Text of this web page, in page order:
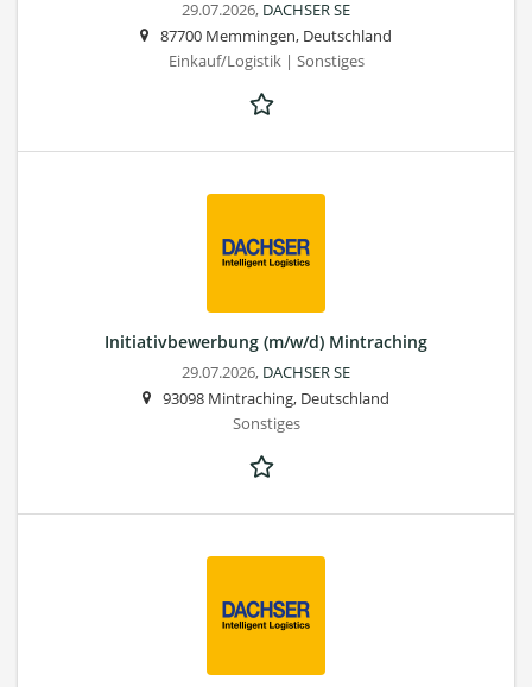
29.07.2026, DACHSER SE
87700 Memmingen, Deutschland
Einkauf/Logistik | Sonstiges
Initiativbewerbung (m/w/d) Mintraching
29.07.2026, DACHSER SE
93098 Mintraching, Deutschland
Sonstiges